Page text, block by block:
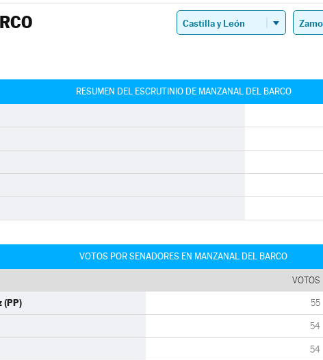
RESUMEN DEL ESCRUTINIO DE MANZANAL DEL BARCO
VOTOS POR SENADORES EN MANZANAL DEL BARCO
VOTOS
(PP) 55
54
54